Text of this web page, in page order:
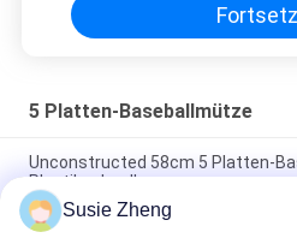
5 Platten-Baseballmütze
Unconstructed 58cm 5 Platten-
Plastikschnalle
Personifizierte der Stickerei-5
Susie Zheng